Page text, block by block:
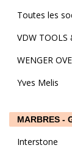
Toutes les
VDW TOOLS
WENGER
Yves Melis
MARBRES -
Interstone